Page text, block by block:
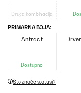
Druga kombinacija
PRIMARNA BOJA:
Antracit
Dostupno
Što znače statusi?